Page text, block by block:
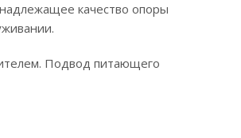
качество опоры
Подвод питающего